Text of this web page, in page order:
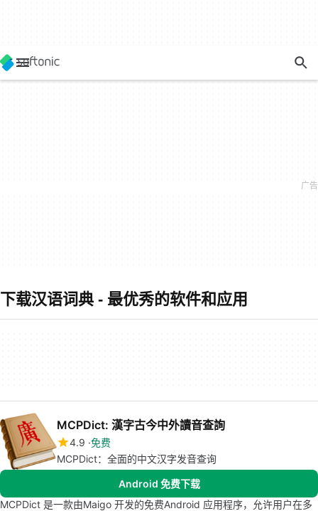
下载汉语词典 - 最优秀的软件和应用
MCPDict: 漢字古今中外讀音查詢
4.9 免费
MCPDict：全面的中文汉字发音查询
Android 免费下载
MCPDict 是一款由Maigo 开发的免费Android 应用程序，允许用户在多